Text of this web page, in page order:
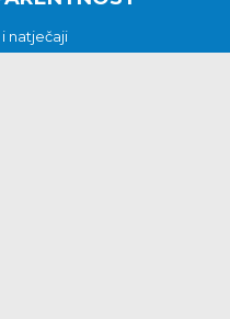
natječaji